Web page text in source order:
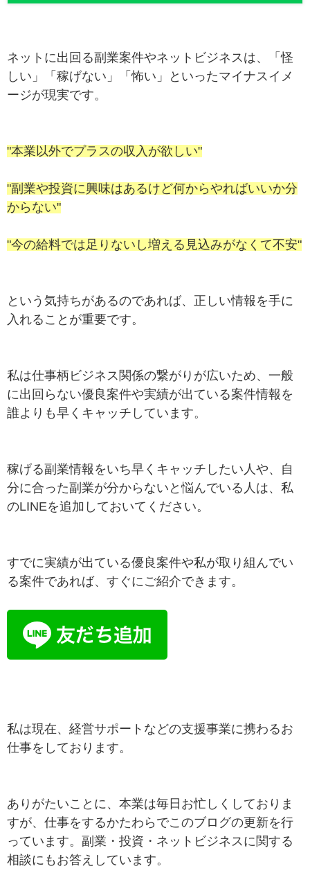
ネットに出回る副業案件やネットビジネスは、「怪
しい」「稼げない」「怖い」といったマイナスイメ
ージが現実です。
"本業以外でプラスの収入が欲しい"
"副業や投資に興味はあるけど何からやればいいか分
からない"
"今の給料では足りないし増える見込みがなくて不安"
という気持ちがあるのであれば、正しい情報を手に
入れることが重要です。
私は仕事柄ビジネス関係の繋がりが広いため、一般
に出回らない優良案件や実績が出ている案件情報を
誰よりも早くキャッチしています。
稼げる副業情報をいち早くキャッチしたい人や、自
分に合った副業が分からないと悩んでいる人は、私
のLINEを追加しておいてください。
すでに実績が出ている優良案件や私が取り組んでい
る案件であれば、すぐにご紹介できます。
私は現在、経営サポートなどの支援事業に携わるお
仕事をしております。
ありがたいことに、本業は毎日お忙しくしておりま
すが、仕事をするかたわらでこのブログの更新を行
っています。副業・投資・ネットビジネスに関する
相談にもお答えしています。